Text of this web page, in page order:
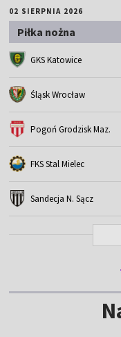
02 SIERPNIA 2026
Piłka nożna
GKS Katowice
Śląsk Wrocław
Pogoń Grodzisk Maz.
FKS Stal Mielec
Sandecja N. Sącz